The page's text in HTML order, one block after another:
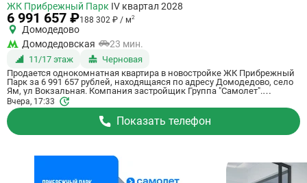
квартиру
ЖК Прибрежный Парк IV квартал 2028
6 991 657 ₽188 302 ₽ / м2
Домодедово
Домодедовская
23 мин.
11/17 этаж
Черновая
Продается однокомнатная квартира в новостройке ЖК Прибрежный
Парк за 6 991 657 рублей, находящаяся по адресу Домодедово, село
Ям, ул Вокзальная. Компания застройщик Группа "Самолет".
Квартира сдается в IV квартале 2028 года с черновой отделкой, в 23
минутах на машине от станции метрополитена Домодедовская.
Общая площадь квартиры - 37.13 м². Этаж 11 из 17. ID квартиры на
СтройкиРУ 801170, назовите его когда будете звонить.
Вчера, 17:33
Показать телефон